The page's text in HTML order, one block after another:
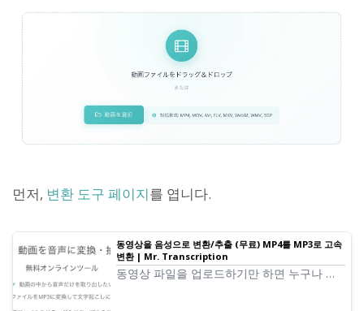
먼저, 변환 도구 페이지를 엽니다.
동영상을 음성으로 변환/추출 (무료) MP4를 MP3로 고속
변환 | Mr. Transcription
동영상 파일을 업로드하기만 하면 누구나 쉽